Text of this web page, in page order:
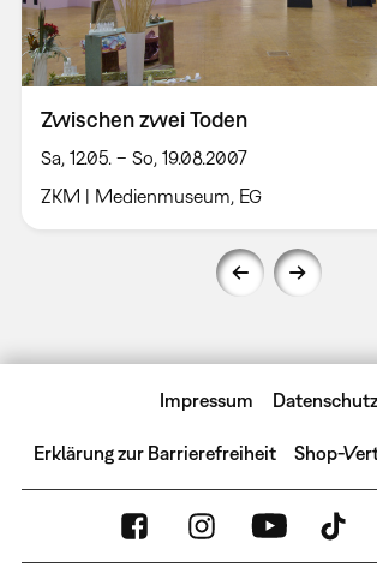
Zwischen zwei Toden
Sa, 12.05. – So, 19.08.2007
ZKM | Medienmuseum, EG
Impressum Datenschutz
Erklärung zur Barrierefreiheit Shop-